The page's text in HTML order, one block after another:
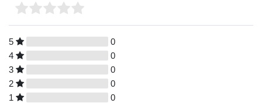
5
0
4
0
3
0
2
0
1
0